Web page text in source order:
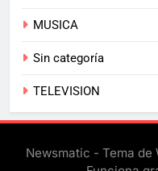
MUSICA
Sin categoría
TELEVISION
Newsmatic - Tema de